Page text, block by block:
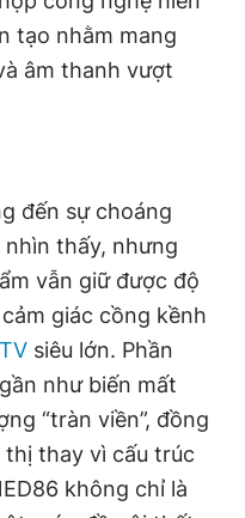
hệ quảng cáo
780 404
Tòa soạn Chính sách bảo
tạo nhằm mang
âm thanh vượt
đến sự choáng
thấy, nhưng
vẫn giữ được độ
giác cồng kềnh
siêu lớn. Phần
như biến mất
“tràn viền”, đồng
thay vì cấu trúc
không chỉ là